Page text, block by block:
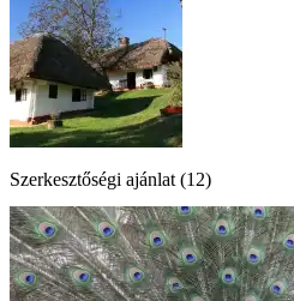
Szerkesztőségi ajánlat (12)